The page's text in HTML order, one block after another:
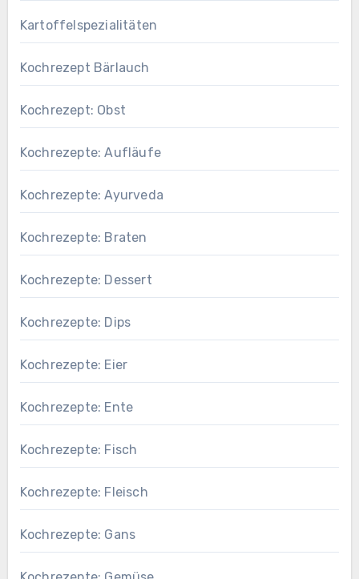
Kartoffelspezialitäten
Kochrezept Bärlauch
Kochrezept: Obst
Kochrezepte: Aufläufe
Kochrezepte: Ayurveda
Kochrezepte: Braten
Kochrezepte: Dessert
Kochrezepte: Dips
Kochrezepte: Eier
Kochrezepte: Ente
Kochrezepte: Fisch
Kochrezepte: Fleisch
Kochrezepte: Gans